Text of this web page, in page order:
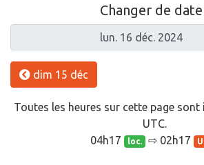
Changer de date
dim 15 déc
Toutes les heures sur cette page sont
UTC.
04h17 loc. ⇨ 02h17